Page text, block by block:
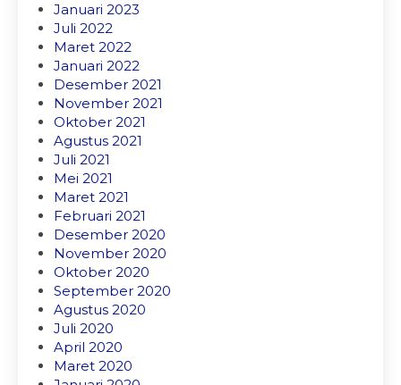
Januari 2023
Juli 2022
Maret 2022
Januari 2022
Desember 2021
November 2021
Oktober 2021
Agustus 2021
Juli 2021
Mei 2021
Maret 2021
Februari 2021
Desember 2020
November 2020
Oktober 2020
September 2020
Agustus 2020
Juli 2020
April 2020
Maret 2020